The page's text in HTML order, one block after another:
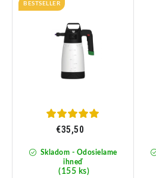
BESTSELLER
Skladom - Odosielame
ihneď
(155 ks)
€35,50